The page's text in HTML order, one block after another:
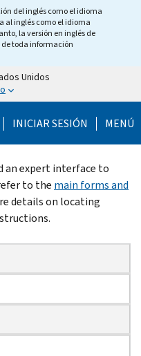
del inglés como el idioma
al inglés como el idioma
la versión en inglés de
toda información
Unidos
INICIAR SESIÓN MENÚ
an expert interface to
to the main forms and
details on locating